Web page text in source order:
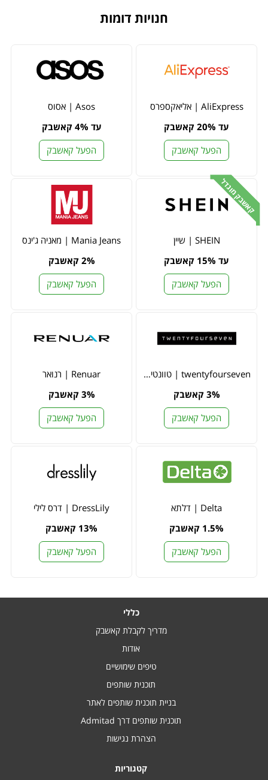
חנויות דומות
AliExpress | אליאקספרס
עד 20% קאשבק
הפעל קאשבק
Asos | אסוס
עד 4% קאשבק
הפעל קאשבק
קאשבק מוגדל
SHEIN | שיין
עד 15% קאשבק
הפעל קאשבק
Mania Jeans | מאניה ג'ינס
2% קאשבק
הפעל קאשבק
twentyfourseven | טוונטי פור סבן
3% קאשבק
הפעל קאשבק
Renuar | רנואר
3% קאשבק
הפעל קאשבק
Delta | דלתא
1.5% קאשבק
הפעל קאשבק
DressLily | דרס לילי
13% קאשבק
הפעל קאשבק
כללי
מדריך לקבלת קאשבק
אודות
טיפים שימושיים
תוכנית שותפים
בניית תוכנית שותפים לאתר
תוכנית שותפים דרך Admitad
הצהרת נגישות
קטגוריות